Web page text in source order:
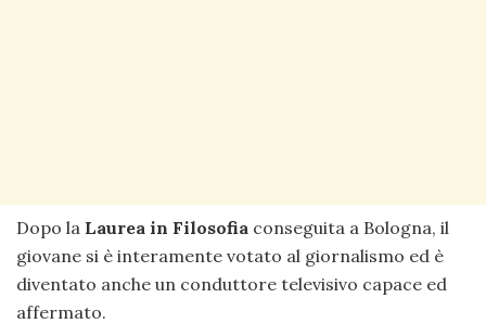
Dopo la Laurea in Filosofia conseguita a Bologna, il
giovane si è interamente votato al giornalismo ed è
diventato anche un conduttore televisivo capace ed
affermato.